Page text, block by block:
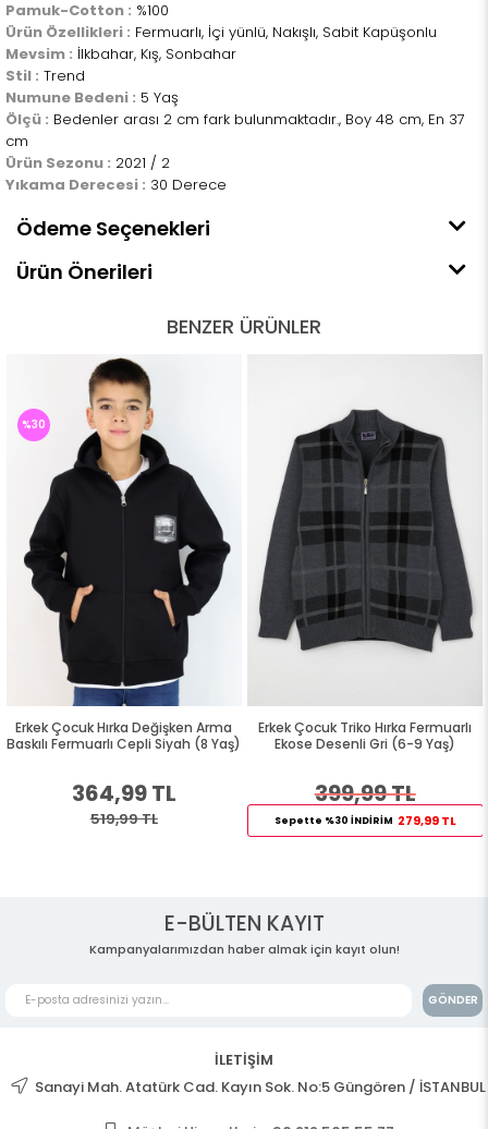
Pamuk-Cotton : %100
Ürün Özellikleri : Fermuarlı, İçi yünlü, Nakışlı, Sabit Kapüşonlu
Mevsim : İlkbahar, Kış, Sonbahar
Stil : Trend
Numune Bedeni : 5 Yaş
Ölçü : Bedenler arası 2 cm fark bulunmaktadır., Boy 48 cm, En 37
cm
Ürün Sezonu : 2021 / 2
Yıkama Derecesi : 30 Derece
Ödeme Seçenekleri
Ürün Önerileri
BENZER ÜRÜNLER
Erkek Çocuk Hırka Değişken Arma
Baskılı Fermuarlı Cepli Siyah (8 Yaş)
364,99 TL
519,99 TL
%30
Erkek Çocuk Triko Hırka Fermuarlı
Ekose Desenli Gri (6-9 Yaş)
399,99 TL
Sepette %30 İNDİRİM 279,99 TL
E-BÜLTEN KAYIT
Kampanyalarımızdan haber almak için kayıt olun!
GÖNDER
İLETİŞİM
Sanayi Mah. Atatürk Cad. Kayın Sok. No:5 Güngören / İSTANBUL